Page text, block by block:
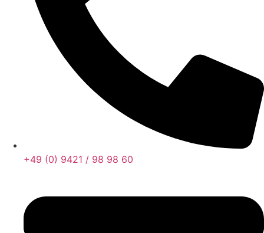
+49 (0) 9421 / 98 98 60